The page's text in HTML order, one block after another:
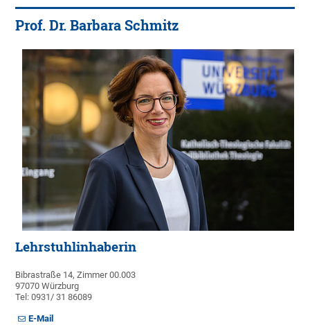
Prof. Dr. Barbara Schmitz
Lehrstuhlinhaberin
Bibrastraße 14, Zimmer 00.003
97070 Würzburg
Tel: 0931/ 31 86089
E-Mail